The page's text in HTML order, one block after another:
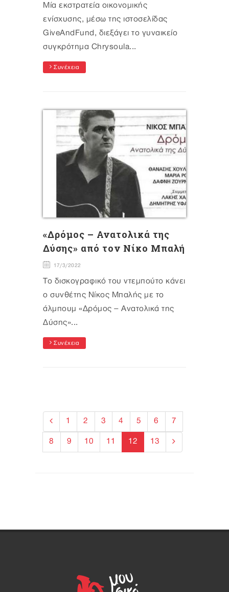
Mία εκστρατεία οικονομικής
ενίσχυσης, μέσω της ιστοσελίδας
GiveAndFund, διεξάγει το γυναικείο
συγκρότημα Chrysoula...
Συνέχεια
«Δρόμος – Ανατολικά της
Δύσης» από τον Νίκο Μπαλή
17/3/2022
Το δισκογραφικό του ντεμπούτο κάνει
ο συνθέτης Νίκος Μπαλής με το
άλμπουμ «Δρόμος – Ανατολικά της
Δύσης»...
Συνέχεια
1 2 3 4 5 6 7
8 9 10 11 12 13